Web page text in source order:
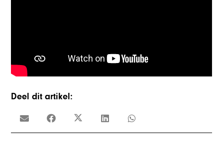
Deel dit artikel: